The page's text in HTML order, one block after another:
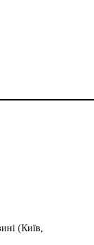
(Київ,